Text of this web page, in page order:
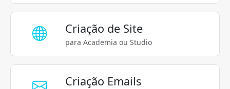
Criação de Site
para Academia ou Studio
Criação Emails